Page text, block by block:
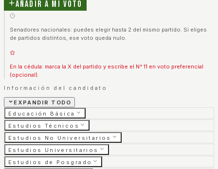
Añadir a mi voto
Senadores nacionales: puedes elegir hasta 2 del mismo partido. Si eliges
de partidos distintos, ese voto queda nulo.
En la cédula: marca la X del partido y escribe el N° 11 en voto preferencial
(opcional).
Información del candidato
EXPANDIR TODO
Educación Básica
Estudios Técnicos
Estudios No Universitarios
Estudios Universitarios
Estudios de Posgrado